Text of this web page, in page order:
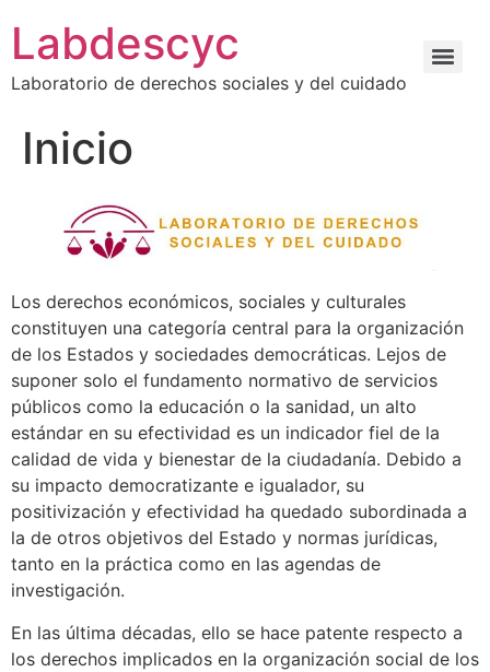
Labdescyc
Laboratorio de derechos sociales y del cuidado
Inicio
Los derechos económicos, sociales y culturales
constituyen una categoría central para la organización
de los Estados y sociedades democráticas. Lejos de
suponer solo el fundamento normativo de servicios
públicos como la educación o la sanidad, un alto
estándar en su efectividad es un indicador fiel de la
calidad de vida y bienestar de la ciudadanía. Debido a
su impacto democratizante e igualador, su
positivización y efectividad ha quedado subordinada a
la de otros objetivos del Estado y normas jurídicas,
tanto en la práctica como en las agendas de
investigación.
En las última décadas, ello se hace patente respecto a
los derechos implicados en la organización social de los